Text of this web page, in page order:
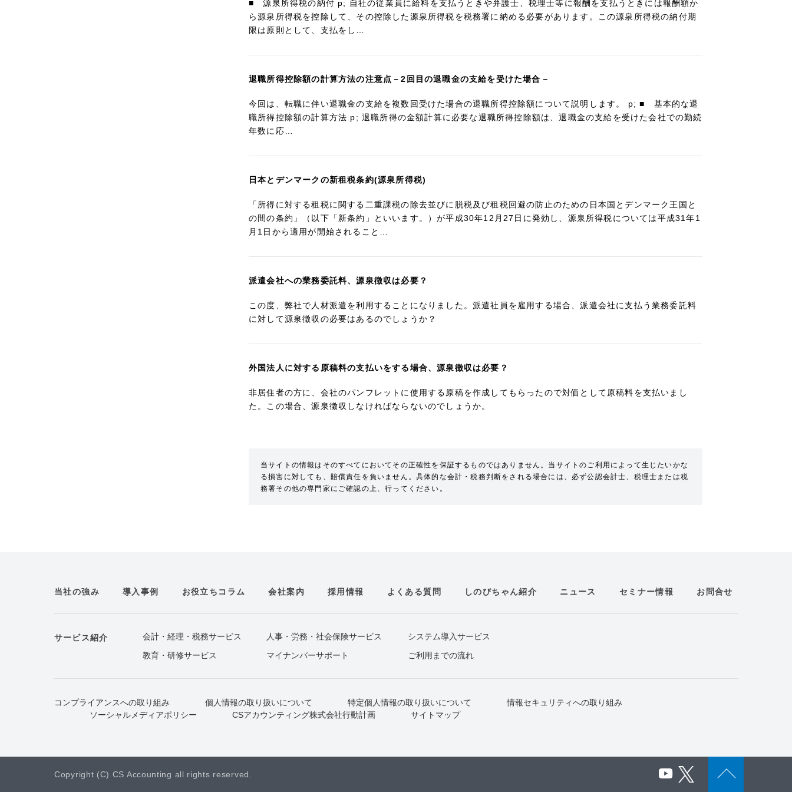
■ 源泉所得税の納付 p; 自社の従業員に給料を支払うときや弁護士、税理士等に報酬を支払うときには報酬額か
ら源泉所得税を控除して、その控除した源泉所得税を税務署に納める必要があります。この源泉所得税の納付期
限は原則として、支払をし…
退職所得控除額の計算方法の注意点－2回目の退職金の支給を受けた場合－
今回は、転職に伴い退職金の支給を複数回受けた場合の退職所得控除額について説明します。 p; ■ 基本的な退
職所得控除額の計算方法 p; 退職所得の金額計算に必要な退職所得控除額は、退職金の支給を受けた会社での勤続
年数に応…
日本とデンマークの新租税条約(源泉所得税)
「所得に対する租税に関する二重課税の除去並びに脱税及び租税回避の防止のための日本国とデンマーク王国と
の間の条約」（以下「新条約」といいます。）が平成30年12月27日に発効し、源泉所得税については平成31年1
月1日から適用が開始されること…
派遣会社への業務委託料、源泉徴収は必要？
この度、弊社で人材派遣を利用することになりました。派遣社員を雇用する場合、派遣会社に支払う業務委託料
に対して源泉徴収の必要はあるのでしょうか？
外国法人に対する原稿料の支払いをする場合、源泉徴収は必要？
非居住者の方に、会社のパンフレットに使用する原稿を作成してもらったので対価として原稿料を支払いまし
た。この場合、源泉徴収しなければならないのでしょうか。
当サイトの情報はそのすべてにおいてその正確性を保証するものではありません。当サイトのご利用によって生じたいかな
る損害に対しても、賠償責任を負いません。具体的な会計・税務判断をされる場合には、必ず公認会計士、税理士または税
務署その他の専門家にご確認の上、行ってください。
当社の強み 導入事例 お役立ちコラム 会社案内 採用情報 よくある質問 しのびちゃん紹介 ニュース セミナー情報 お問合せ
サービス紹介 会計・経理・税務サービス 人事・労務・社会保険サービス
システム導入サービス
教育・研修サービス
マイナンバーサポート ご利用までの流れ
コンプライアンスへの取り組み 個人情報の取り扱いについて 特定個人情報の取り扱いについて
情報セキュリティへの取り組み
ソーシャルメディアポリシー
CSアカウンティング株式会社行動計画 サイトマップ
Copyright (C) CS Accounting all rights reserved.